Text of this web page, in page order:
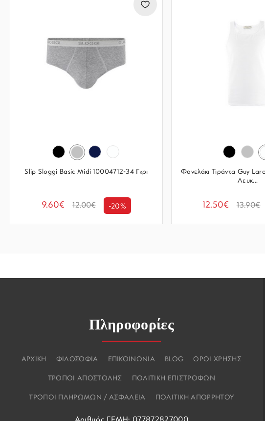
Slip Sloggi Basic Midi 10004712-34 Γκρι
9.60€ 12.00€ -20%
Φανελάκι Τιράντα Guy
Λευκ...
12.50€ 13.90€
Πληροφορίες
ΑΡΧΙΚΗ ΦΙΛΟΣΟΦΙΑ ΕΠΙΚΟΙΝΩΝΙΑ BLOG ΟΡΟΙ ΧΡΗΣΗΣ
ΤΡΟΠΟΙ ΑΠΟΣΤΟΛΗΣ ΠΟΛΙΤΙΚΗ ΕΠΙΣΤΡΟΦΩΝ
ΤΡΟΠΟΙ ΠΛΗΡΩΜΩΝ / ΑΣΦΑΛΕΙΑ ΠΟΛΙΤΙΚΗ ΑΠΟΡΡΗΤΟΥ